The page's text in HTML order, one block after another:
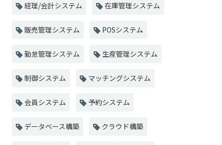
経理/会計システム 在庫管理システム
販売管理システム POSシステム
勤怠管理システム 生産管理システム
制御システム マッチングシステム
会員システム 予約システム
データベース構築 クラウド構築